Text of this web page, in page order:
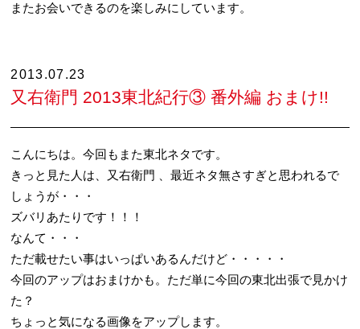
またお会いできるのを楽しみにしています。
2013.07.23
又右衛門 2013東北紀行③ 番外編 おまけ!!
こんにちは。今回もまた東北ネタです。
きっと見た人は、又右衛門 、最近ネタ無さすぎと思われるで
しょうが・・・
ズバリあたりです！！！
なんて・・・
ただ載せたい事はいっぱいあるんだけど・・・・・
今回のアップはおまけかも。ただ単に今回の東北出張で見かけ
た？
ちょっと気になる画像をアップします。